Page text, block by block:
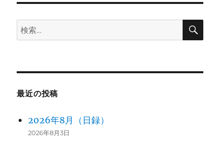
検
索:
検
最近の投稿
2026年8月（日録）
2026年8月3日